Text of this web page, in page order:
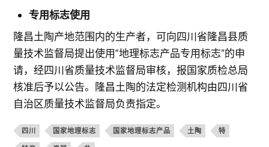
专用标志使用
隆昌土陶产地范围内的生产者，可向四川省隆昌县质
量技术监督局提出使用“地理标志产品专用标志”的申
请，经四川省质量技术监督局审核，报国家质检总局
核准后予以公告。隆昌土陶的法定检测机构由四川省
自治区质量技术监督局负责指定。
四川 国家地理标志 国家地理标志产品 土陶 特